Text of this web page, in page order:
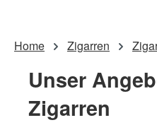
Home Zigarren
Unser
Zigarren